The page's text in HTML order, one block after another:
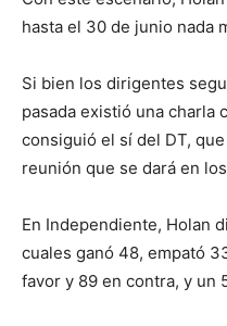
hasta el 30 de junio nada
Si bien los dirigentes
pasada existió una charla
consiguió el sí del DT,
reunión que se dará en
En Independiente, Holan
cuales ganó 48, empató
favor y 89 en contra, y un